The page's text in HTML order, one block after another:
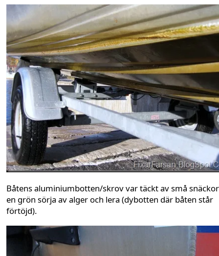
Båtens aluminiumbotten/skrov var täckt av små
en grön sörja av alger och lera (dybotten där båten står
förtöjd).